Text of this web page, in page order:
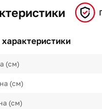
(см)
(см)
(см)